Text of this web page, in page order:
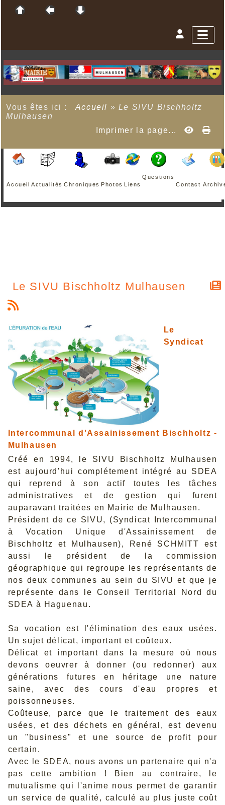
Vous êtes ici : Accueil » Le SIVU Bischholtz
Mulhausen
Imprimer la page...
Accueil Actualités Chroniques Photos Liens
Questions
Contact
Le SIVU Bischholtz Mulhausen
Le
Syndicat
Intercommunal d'Assainissement Bischholtz -
Mulhausen
Créé en 1994, le SIVU Bischholtz Mulhausen
est aujourd'hui complétement intégré au SDEA
qui reprend à son actif toutes les tâches
administratives et de gestion qui furent
auparavant traitées en Mairie de Mulhausen.
Président de ce SIVU, (Syndicat Intercommunal
à Vocation Unique d'Assainissement de
Bischholtz et Mulhausen), René SCHMITT est
aussi le président de la commission
géographique qui regroupe les représentants de
nos deux communes au sein du SIVU et que je
représente dans le Conseil Territorial Nord du
SDEA à Haguenau.
Sa vocation est l'élimination des eaux usées.
Un sujet délicat, important et coûteux.
Délicat et important dans la mesure où nous
devons oeuvrer à donner (ou redonner) aux
générations futures en héritage une nature
saine, avec des cours d'eau propres et
poissonneuses.
Coûteuse, parce que le traitement des eaux
usées, et des déchets en général, est devenu
un "business" et une source de profit pour
certain.
Avec le SDEA, nous avons un partenaire qui n'a
pas cette ambition ! Bien au contraire, le
mutualisme qui l'anime nous permet de garantir
un service de qualité, calculé au plus juste coût